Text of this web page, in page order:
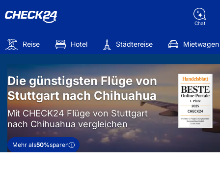
Chat
Reise Hotel Städtereise Mietwagen
Die günstigsten Flüge von
Stuttgart nach Chihuahua
Mit CHECK24 Flüge von Stuttgart
nach Chihuahua vergleichen
Mehr als50%sparen